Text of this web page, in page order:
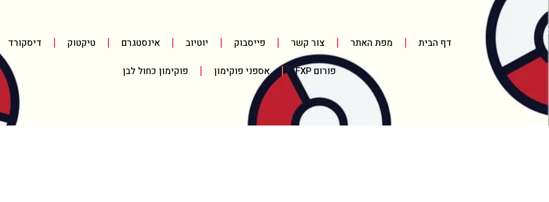
דף הבית מפת האתר צור קשר פייסבוק יוטיוב אינסטגרם טיקטוק דיסקורד
פורום FXP אספני פוקימון פוקימון כחול לבן